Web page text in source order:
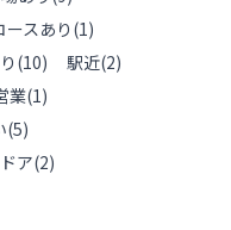
スあり(1)
(10) 駅近(2)
業(1)
(5)
ア(2)